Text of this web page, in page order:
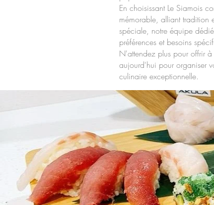
En choisissant Le Siamois
mémorable, alliant tradition
spéciale, notre équipe
préférences et besoins
N'attendez plus pour offrir
aujourd'hui pour organiser
culinaire exceptionnelle.